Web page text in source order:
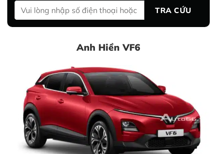
TRA CỨU
Anh Hiền VF6